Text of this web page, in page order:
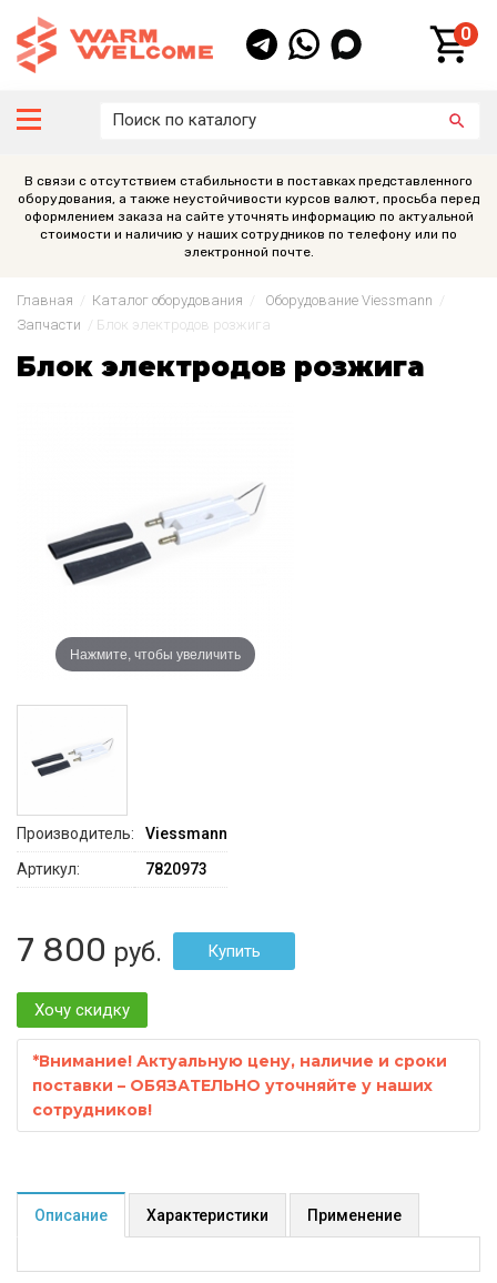
0
В связи с отсутствием стабильности в поставках представленного
оборудования, а также неустойчивости курсов валют, просьба перед
оформлением заказа на сайте уточнять информацию по актуальной
стоимости и наличию у наших сотрудников по телефону или по
электронной почте.
Главная Каталог оборудования Оборудование Viessmann
Запчасти
Блок электродов розжига
Блок электродов розжига
Нажмите, чтобы увеличить
Производитель:
Viessmann
Артикул:
7820973
7 800 руб.
Хочу скидку
*Внимание! Актуальную цену, наличие и сроки
поставки – ОБЯЗАТЕЛЬНО уточняйте у наших
сотрудников!
Описание Характеристики Применение